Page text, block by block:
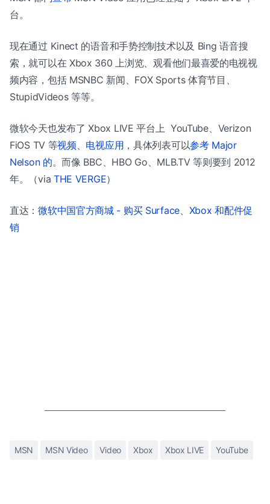
台。
现在通过 Kinect 的语音和手势控制技术以及 Bing 语音搜
索，就可以在 Xbox 360 上浏览、观看他们最喜爱的电视视
频内容，包括 MSNBC 新闻、FOX Sports 体育节目、
StupidVideos 等等。
微软今天也发布了 Xbox LIVE 平台上 YouTube、Verizon
FiOS TV 等视频、电视应用 ，具体列表可以参考 Major
Nelson 的。而像 BBC、HBO Go、MLB.TV 等则要到 2012
年。（via THE VERGE）
直达：微软中国官方商城 - 购买 Surface、Xbox 和配件促
销
MSN MSN Video Video Xbox Xbox LIVE YouTube